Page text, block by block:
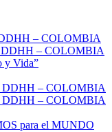
– COLOMBIA
– COLOMBIA
y Vida”
– COLOMBIA
– COLOMBIA
para el MUNDO